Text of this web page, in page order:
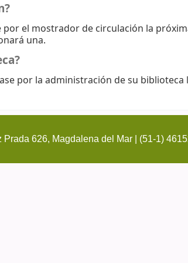
el mostrador de circulación la
una.
por la administración de su biblioteca
626, Magdalena del Mar | (51-1)